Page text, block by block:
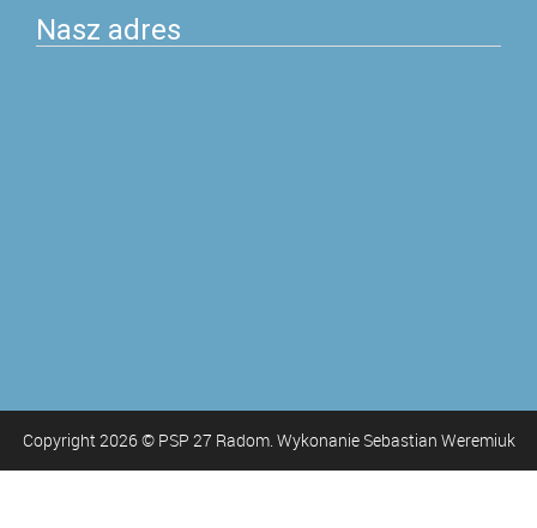
Nasz adres
Copyright2026© PSP 27 Radom. Wykonanie Sebastian Weremiuk